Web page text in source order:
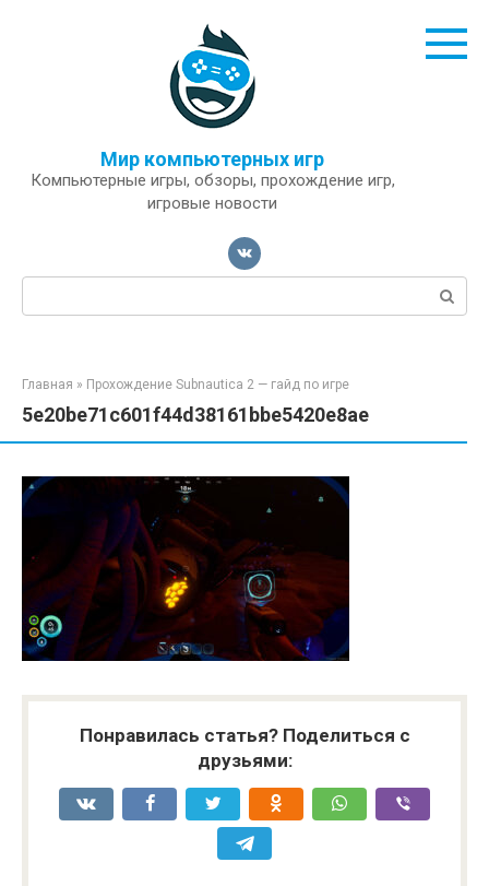
Мир компьютерных игр
Компьютерные игры, обзоры, прохождение игр,
игровые новости
Поиск:
Главная » Прохождение Subnautica 2 — гайд по игре
5e20be71c601f44d38161bbe5420e8ae
Понравилась статья? Поделиться с
друзьями: